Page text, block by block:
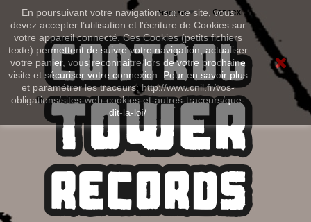
En poursuivant votre navigation sur ce site, vous
devez accepter l’utilisation et l'écriture de Cookies sur
votre appareil connecté. Ces Cookies (petits fichiers
texte) permettent de suivre votre navigation, actualiser
votre panier, vous reconnaitre lors de votre prochaine
visite et sécuriser votre connexion. Pour en savoir plus
et paramétrer les traceurs: http://www.cnil.fr/vos-
obligations/sites-web-cookies-et-autres-traceurs/que-
dit-la-loi/
Connexion
Français